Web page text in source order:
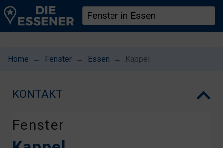
Home Fenster Essen Kappel
KONTAKT
Fenster